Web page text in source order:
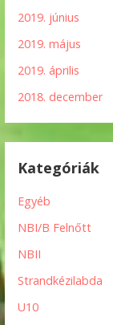
2019. június
2019. május
2019. április
2018. december
Kategóriák
Egyéb
NBI/B Felnőtt
NBII
Strandkézilabda
U10